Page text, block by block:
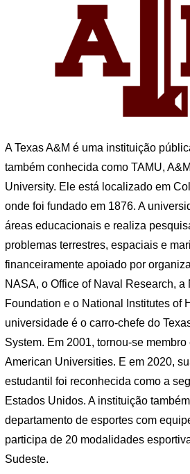
A Texas A&M é uma instituição
também conhecida como TAMU,
University. Ele está localizado em
onde foi fundado em 1876. A
áreas educacionais e realiza
problemas terrestres, espaciais e
financeiramente apoiado por
NASA, o Office of Naval Research,
Foundation e o National Institutes of
universidade é o carro-chefe do
System. Em 2001, tornou-se
American Universities. E em 2020,
estudantil foi reconhecida como a
Estados Unidos. A instituição
departamento de esportes com
participa de 20 modalidades
Sudeste.